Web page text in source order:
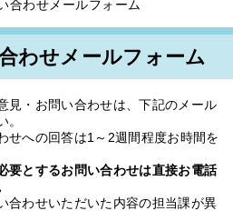
合わせメールフォーム
わせメールフォーム
見・お問い合わせは、下記のメール
。
せへの回答は1～2週間程度お時間を
要とするお問い合わせは直接お電話
合わせいただいた内容の担当課が異